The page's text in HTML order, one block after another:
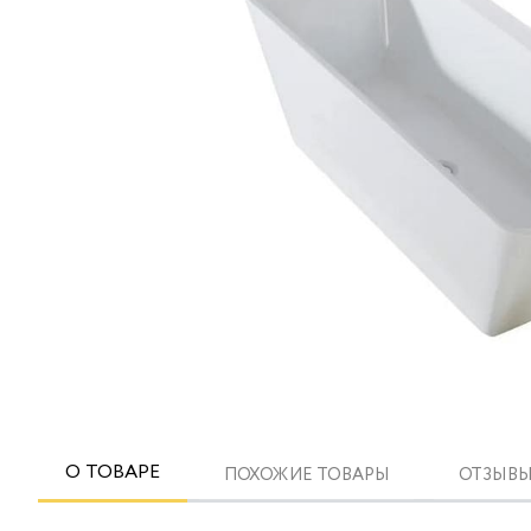
О ТОВАРЕ ПОХОЖИЕ ТОВАРЫ